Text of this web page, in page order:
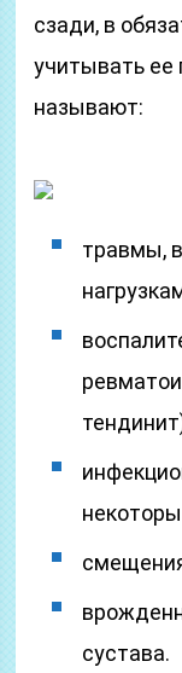
сзади, в
учитывать ее
называют:
травмы,
сустава.